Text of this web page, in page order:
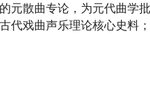
元散曲专论，为元代曲学
代戏曲声乐理论核心史料